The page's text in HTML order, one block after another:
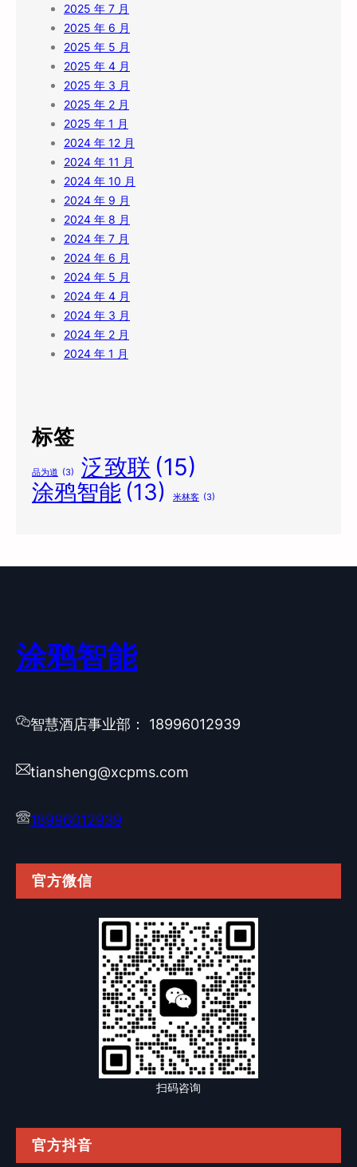
2025 年 7 月
2025 年 6 月
2025 年 5 月
2025 年 4 月
2025 年 3 月
2025 年 2 月
2025 年 1 月
2024 年 12 月
2024 年 11 月
2024 年 10 月
2024 年 9 月
2024 年 8 月
2024 年 7 月
2024 年 6 月
2024 年 5 月
2024 年 4 月
2024 年 3 月
2024 年 2 月
2024 年 1 月
标签
品为道 (3) 泛致联 (15)
涂鸦智能 (13) 米林客 (3)
涂鸦智能
智慧酒店事业部： 18996012939
tiansheng@xcpms.com
18996012939
官方微信
扫码咨询
官方抖音